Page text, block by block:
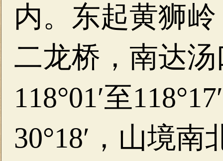
内。东起黄狮
二龙桥，南达
118°01′至
30°18′，山境